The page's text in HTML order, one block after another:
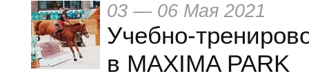
03 — 06 Мая 2021
Учебно-
в MAXIMA PARK